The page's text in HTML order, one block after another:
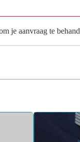
je aanvraag te